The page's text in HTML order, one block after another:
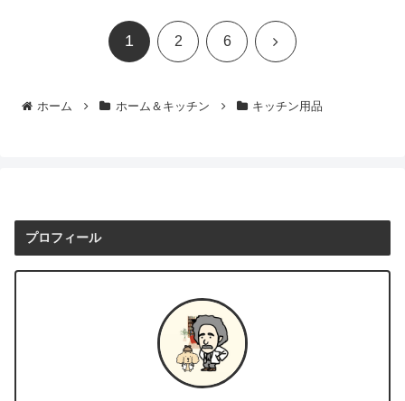
1 2 6 次
ホーム ホーム＆キッチン キッチン用品
プロフィール